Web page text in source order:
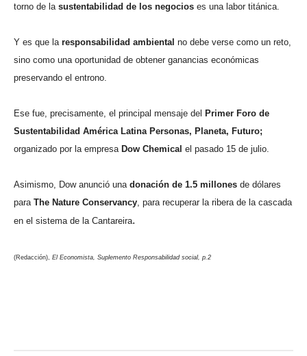
torno de la sustentabilidad de los negocios es una labor titánica.
Y es que la responsabilidad ambiental no debe verse como un reto,
sino como una oportunidad de obtener ganancias económicas
preservando el entrono.
Ese fue, precisamente, el principal mensaje del Primer Foro de
Sustentabilidad América Latina Personas, Planeta, Futuro;
organizado por la empresa Dow Chemical el pasado 15 de julio.
Asimismo, Dow anunció una donación de 1.5 millones de dólares
para The Nature Conservancy, para recuperar la ribera de la cascada
en el sistema de la Cantareira.
(Redacción), El Economista, Suplemento Responsabilidad social, p.2